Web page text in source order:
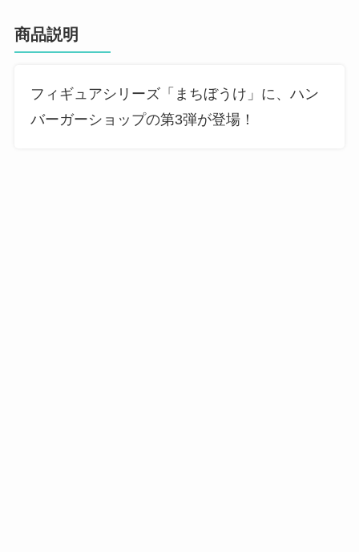
商品説明
フィギュアシリーズ「まちぼうけ」に、ハン
バーガーショップの第3弾が登場！